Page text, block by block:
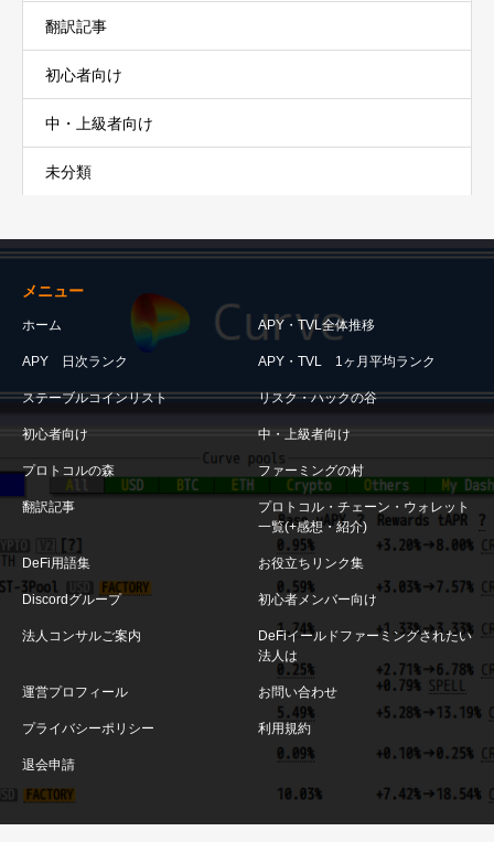
翻訳記事
初心者向け
中・上級者向け
未分類
メニュー
ホーム APY・TVL全体推移
APY 日次ランク APY・TVL 1ヶ月平均ランク
ステーブルコインリスト リスク・ハックの谷
初心者向け 中・上級者向け
プロトコルの森 ファーミングの村
翻訳記事
プロトコル・チェーン・ウォレット
一覧(+感想・紹介)
DeFi用語集 お役立ちリンク集
Discordグループ 初心者メンバー向け
法人コンサルご案内
DeFiイールドファーミングされたい
法人は
運営プロフィール お問い合わせ
プライバシーポリシー 利用規約
退会申請